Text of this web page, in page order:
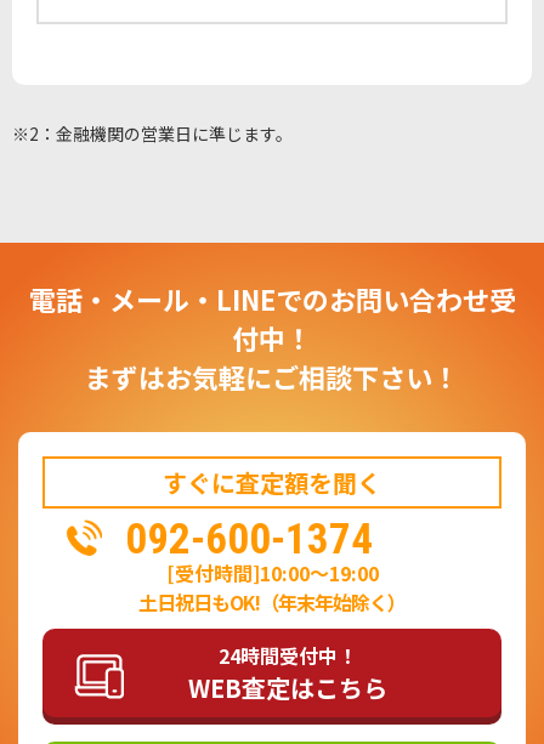
※2：金融機関の営業日に準じます。
電話・メール・LINEでのお問い合わせ受
付中！
まずはお気軽にご相談下さい！
すぐに査定額を聞く
092-600-1374
[受付時間]10:00～19:00
土日祝日もOK!（年末年始除く）
24時間受付中！
WEB査定はこちら